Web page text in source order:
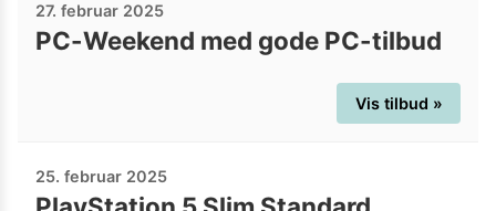
27. februar 2025
PC-Weekend med gode PC-tilbud
Vis tilbud »
25. februar 2025